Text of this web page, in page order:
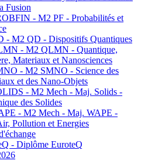
Fusion
- M2 PF - Probabilités et
- M2 QD - Dispositifs Quantiques
- M2 QLMN - Quantique,
Materiaux et Nanosciences
- M2 SMNO - Science des
et des Nano-Objets
- M2 Mech - Maj. Solids -
des Solides
- M2 Mech - Maj. WAPE -
Pollution et Energies
- Diplôme EuroteQ